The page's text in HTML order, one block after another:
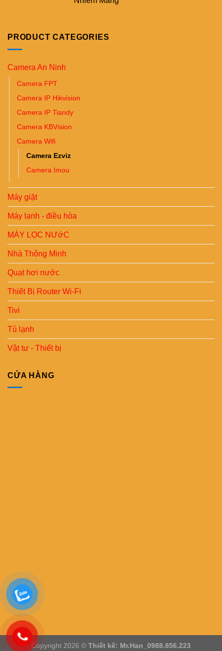
PRODUCT CATEGORIES
Camera An Ninh
Camera FPT
Camera IP Hikvision
Camera IP Tiandy
Camera KBVision
Camera Wifi
Camera Ezviz
Camera Imou
Máy giặt
Máy lạnh - điều hòa
MÁY LỌC NƯớC
Nhà Thông Minh
Quạt hơi nước
Thiết Bị Router Wi-Fi
Tivi
Tủ lạnh
Vật tư - Thiết bị
CỬA HÀNG
Copyright 2026 © Thiết kế: Mr.Han_0988.856.223